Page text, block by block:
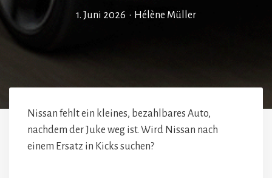
1. Juni 2026 • Hélène Müller
Nissan fehlt ein kleines, bezahlbares Auto,
nachdem der Juke weg ist. Wird Nissan nach
einem Ersatz in Kicks suchen?